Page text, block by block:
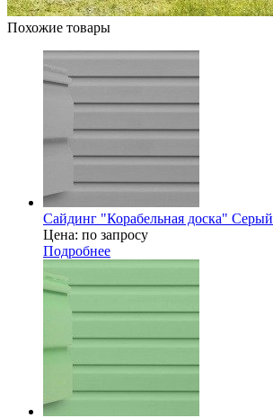
Похожие товары
Сайдинг "Корабельная доска" Серый
Цена: по запросу
Подробнее